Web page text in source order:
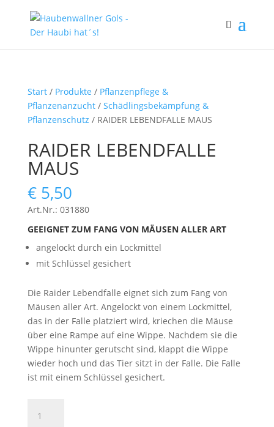
Start/ Produkte / Pflanzenpflege &
Pflanzenanzucht/ Schädlingsbekämpfung &
Pflanzenschutz / RAIDER LEBENDFALLE MAUS
RAIDER LEBENDFALLE
MAUS
€5,50
Art.Nr.: 031880
GEEIGNET ZUM FANG VON MÄUSEN ALLER ART
angelockt durch ein Lockmittel
mit Schlüssel gesichert
Die Raider Lebendfalle eignet sich zum Fang von
Mäusen aller Art. Angelockt von einem Lockmittel,
das in der Falle platziert wird, kriechen die Mäuse
über eine Rampe auf eine Wippe. Nachdem sie die
Wippe hinunter gerutscht sind, klappt die Wippe
wieder hoch und das Tier sitzt in der Falle. Die Falle
ist mit einem Schlüssel gesichert.
LEBENDFALLE